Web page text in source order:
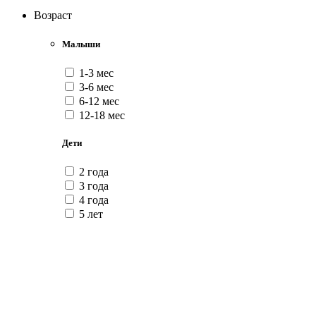
Возраст
Малыши
1-3 мес
3-6 мес
6-12 мес
12-18 мес
Дети
2 года
3 года
4 года
5 лет